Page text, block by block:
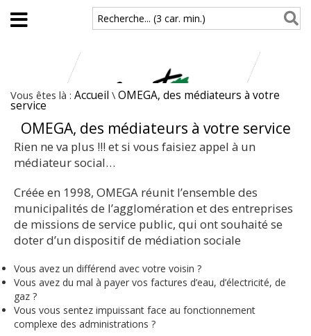
Aller au contenu principal
Recherche... (3 car. min.)
Vous êtes là : Accueil \ OMEGA, des médiateurs à votre
service
OMEGA, des médiateurs à votre service
Rien ne va plus !!! et si vous faisiez appel à un
médiateur social…
Créée en 1998, OMEGA réunit l’ensemble des
municipalités de l’agglomération et des entreprises
de missions de service public, qui ont souhaité se
doter d’un dispositif de médiation sociale
Vous avez un différend avec votre voisin ?
Vous avez du mal à payer vos factures d’eau, d’électricité, de
gaz ?
Vous vous sentez impuissant face au fonctionnement
complexe des administrations ?